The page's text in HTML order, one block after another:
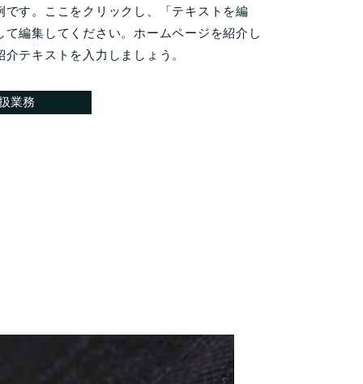
です。ここをクリックし、「テキストを編
て編集してください。ホームページを紹介し
介テキストを入力しましょう。
業務